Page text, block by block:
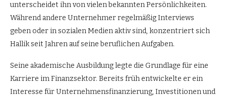
unterscheidet ihn von vielen bekannten Persönlichkeiten.
Während andere Unternehmer regelmäßig Interviews
geben oder in sozialen Medien aktiv sind, konzentriert sich
Hallik seit Jahren auf seine beruflichen Aufgaben.
Seine akademische Ausbildung legte die Grundlage für eine
Karriere im Finanzsektor. Bereits früh entwickelte er ein
Interesse für Unternehmensfinanzierung, Investitionen und